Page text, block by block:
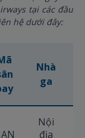
tại các đầu
hệ dưới đây:
Nhà
ga
Nội
địa